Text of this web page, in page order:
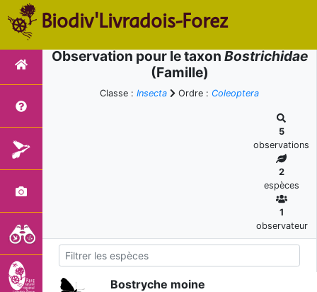
Biodiv'Livradois-Forez
Observation pour le taxon Bostrichidae
(Famille)
Classe : Insecta Ordre : Coleoptera
5
observations
2
espèces
1
observateur
Bostryche moine